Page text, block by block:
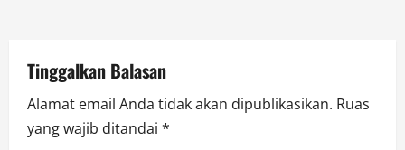
o
n
Tinggalkan Balasan
Alamat email Anda tidak akan dipublikasikan. Ruas
yang wajib ditandai *